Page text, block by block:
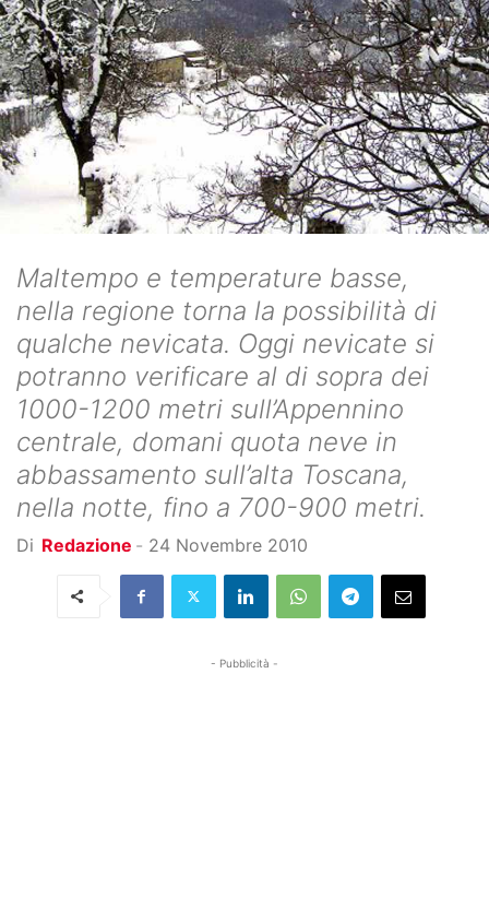
Maltempo e temperature basse,
nella regione torna la possibilità di
qualche nevicata. Oggi nevicate si
potranno verificare al di sopra dei
1000-1200 metri sull’Appennino
centrale, domani quota neve in
abbassamento sull’alta Toscana,
nella notte, fino a 700-900 metri.
Di Redazione - 24 Novembre 2010
- Pubblicità -